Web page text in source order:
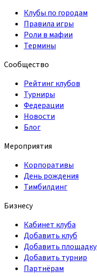
Клубы по городам
Правила игры
Роли в мафии
Термины
Сообщество
Рейтинг клубов
Турниры
Федерации
Новости
Блог
Мероприятия
Корпоративы
День рождения
Тимбилдинг
Бизнесу
Кабинет клуба
Добавить клуб
Добавить площадку
Добавить турнир
Партнёрам